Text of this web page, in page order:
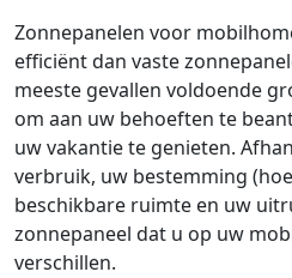
Zonnepanelen voor
efficiënt dan vaste
meeste gevallen voldoende
om aan uw behoeften te
uw vakantie te genieten.
verbruik, uw bestemming
beschikbare ruimte en uw
zonnepaneel dat u op uw
verschillen.